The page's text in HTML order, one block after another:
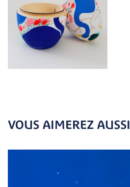
VOUS AIMEREZ AUSSI